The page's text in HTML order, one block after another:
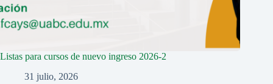
Listas para cursos de nuevo ingreso 2026-2
31 julio, 2026